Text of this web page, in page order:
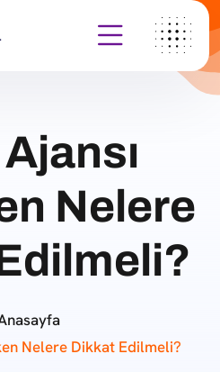
Nelere
Nelere Dikkat Edilmeli?